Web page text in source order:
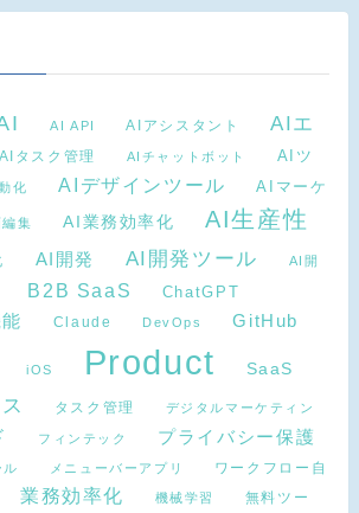
AI API AIアシスタント
AIエ
AIタスク管理 AIチャットボット
AIツ
化 AIデザインツール
AIマーケ
集 AI業務効率化
AI生産性
AI開発 AI開発ツール AI開
B2B SaaS ChatGPT
Claude DevOps GitHub
iOS Product SaaS
タスク管理 デジタルマーケティン
フィンテック プライバシー保護
メニューバーアプリ
ワークフロー自
業務効率化 機械学習
無料ツー